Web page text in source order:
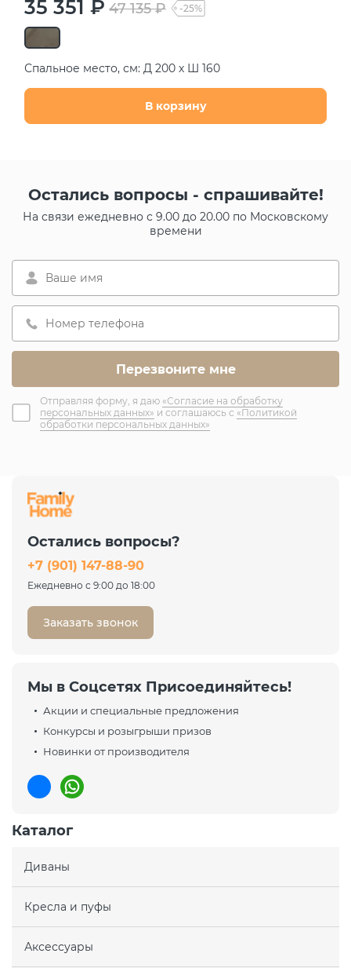
35 351 ₽ 47 135 ₽ -25%
Спальное место, см: Д 200 х Ш 160
В корзину
Остались вопросы - спрашивайте!
На связи ежедневно с 9.00 до 20.00 по Московскому
времени
Отправляя форму, я даю «Согласие на обработку
персональных данных» и соглашаюсь с «Политикой
обработки персональных данных»
Остались вопросы?
+7 (901) 147-88-90
Ежедневно с 9:00 до 18:00
Заказать звонок
Мы в Соцсетях Присоединяйтесь!
Акции и специальные предложения
Конкурсы и розыгрыши призов
Новинки от производителя
Каталог
Диваны
Кресла и пуфы
Аксессуары